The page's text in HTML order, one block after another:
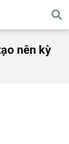
nên kỳ